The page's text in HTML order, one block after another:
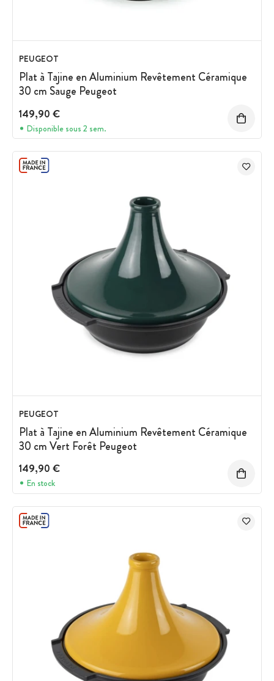
PEUGEOT
Plat à Tajine en Aluminium Revêtement Céramique
30 cm Sauge Peugeot
149,90 €
Disponible sous 2 sem.
PEUGEOT
Plat à Tajine en Aluminium Revêtement Céramique
30 cm Vert Forêt Peugeot
149,90 €
En stock